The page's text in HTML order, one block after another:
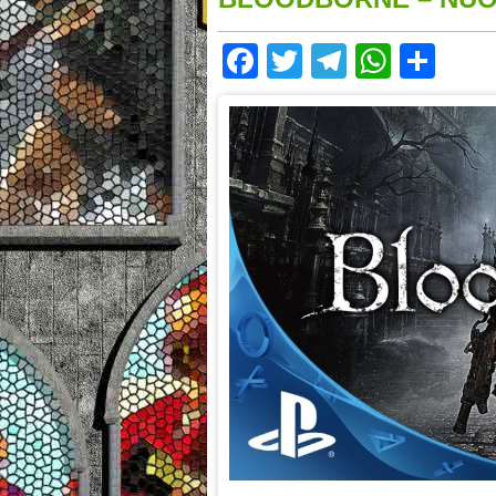
Facebook
TwitterTelegram